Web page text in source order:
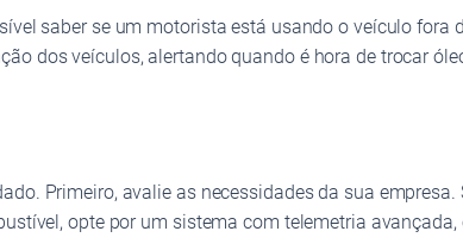
saber se um motorista está usando o veículo
dos veículos, alertando quando é hora de trocar
Primeiro, avalie as necessidades da sua
opte por um sistema com telemetria